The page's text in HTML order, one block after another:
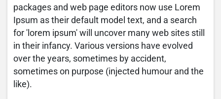
packages and web page editors now use Lorem
Ipsum as their default model text, and a search
for 'lorem ipsum' will uncover many web sites still
in their infancy. Various versions have evolved
over the years, sometimes by accident,
sometimes on purpose (injected humour and the
like).